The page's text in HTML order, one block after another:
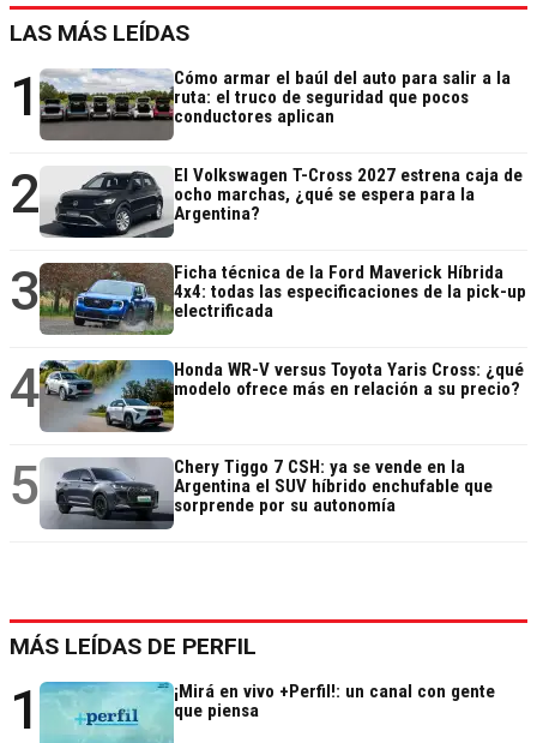
LAS MÁS LEÍDAS
1
Cómo armar el baúl del auto para salir a la
ruta: el truco de seguridad que pocos
conductores aplican
2
El Volkswagen T-Cross 2027 estrena caja de
ocho marchas, ¿qué se espera para la
Argentina?
3
Ficha técnica de la Ford Maverick Híbrida
4x4: todas las especificaciones de la pick-up
electrificada
4
Honda WR-V versus Toyota Yaris Cross: ¿qué
modelo ofrece más en relación a su precio?
5
Chery Tiggo 7 CSH: ya se vende en la
Argentina el SUV híbrido enchufable que
sorprende por su autonomía
MÁS LEÍDAS DE PERFIL
1
¡Mirá en vivo +Perfil!: un canal con gente
que piensa